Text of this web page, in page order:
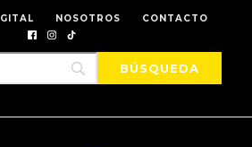
NOSOTROS CONTACTO